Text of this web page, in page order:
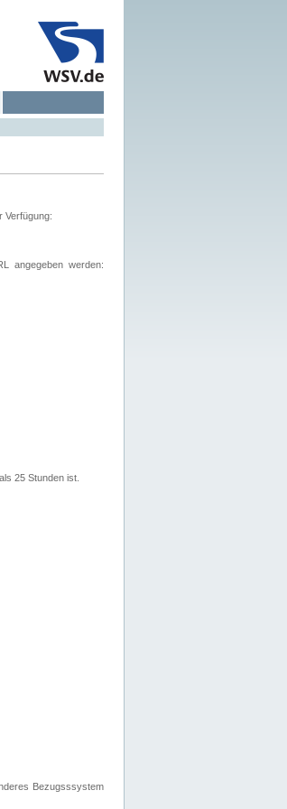
Verfügung:
angegeben werden:
25 Stunden ist.
Bezugsssystem